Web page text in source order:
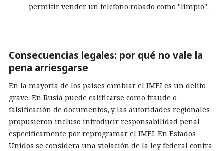
permitir vender un teléfono robado como "limpio".
Consecuencias legales: por qué no vale la
pena arriesgarse
En la mayoría de los países cambiar el IMEI es un delito
grave. En Rusia puede calificarse como fraude o
falsificación de documentos, y las autoridades regionales
propusieron incluso introducir responsabilidad penal
específicamente por reprogramar el IMEI. En Estados
Unidos se considera una violación de la ley federal contra